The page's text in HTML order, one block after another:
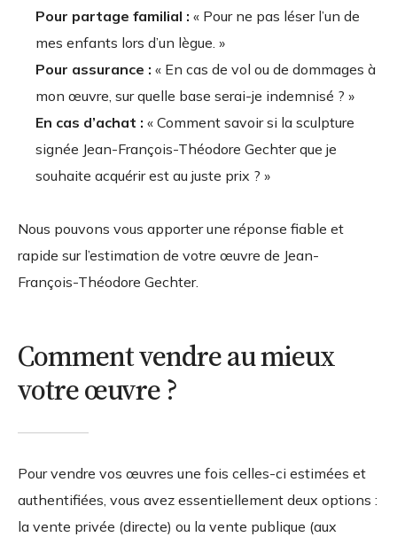
Pour partage familial : « Pour ne pas léser l’un de
mes enfants lors d’un lègue. »
Pour assurance : « En cas de vol ou de dommages à
mon œuvre, sur quelle base serai-je indemnisé ? »
En cas d’achat : « Comment savoir si la sculpture
signée Jean-François-Théodore Gechter que je
souhaite acquérir est au juste prix ? »
Nous pouvons vous apporter une réponse fiable et
rapide sur l’estimation de votre œuvre de Jean-
François-Théodore Gechter.
Comment vendre au mieux
votre œuvre ?
Pour vendre vos œuvres une fois celles-ci estimées et
authentifiées, vous avez essentiellement deux options :
la vente privée (directe) ou la vente publique (aux